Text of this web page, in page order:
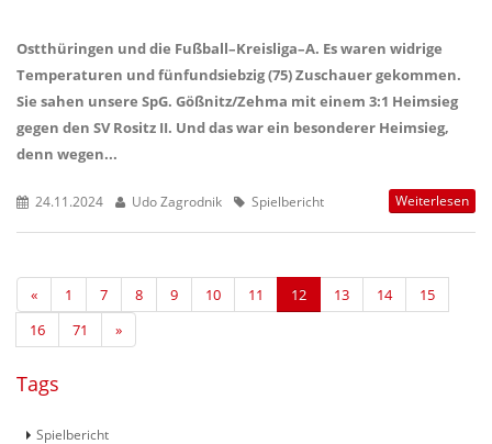
Ostthüringen und die Fußball–Kreisliga–A. Es waren widrige
Temperaturen und fünfundsiebzig (75) Zuschauer gekommen.
Sie sahen unsere SpG. Gößnitz/Zehma mit einem 3:1 Heimsieg
gegen den SV Rositz II. Und das war ein besonderer Heimsieg,
denn wegen...
24.11.2024 Udo Zagrodnik Spielbericht Weiterlesen
« 1 7 8 9 10 11 12 13 14
15
16
71 »
Tags
Spielbericht